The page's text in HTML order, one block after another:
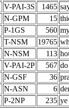
V-PAI-3S 1465
N-GPM 15
P-1GS 560
T-NSM 19765
N-NSM 113
V-PAI-2P 567
N-GSF 36
N-ASN 6
P-2NP 235 ye